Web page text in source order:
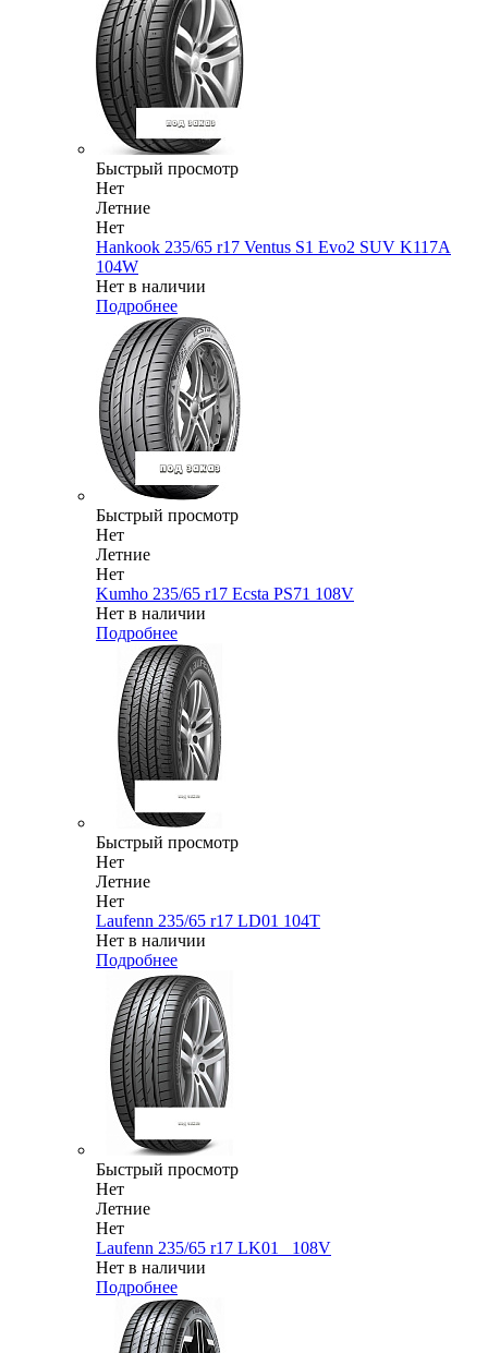
Быстрый просмотр
Нет
Летние
Нет
Hankook 235/65 r17 Ventus S1 Evo2 SUV K117A
104W
Нет в наличии
Подробнее
Быстрый просмотр
Нет
Летние
Нет
Kumho 235/65 r17 Ecsta PS71 108V
Нет в наличии
Подробнее
Быстрый просмотр
Нет
Летние
Нет
Laufenn 235/65 r17 LD01 104T
Нет в наличии
Подробнее
Быстрый просмотр
Нет
Летние
Нет
Laufenn 235/65 r17 LK01_ 108V
Нет в наличии
Подробнее